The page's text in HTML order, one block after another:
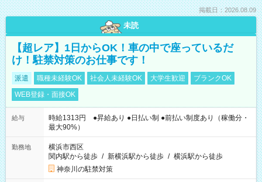
掲載日：2026.08.09
未読
【超レア】1日からOK！車の中で座っているだ
け！駐禁対策のお仕事です！
派遣 職種未経験OK 社会人未経験OK 大学生歓迎
ブランクOK
WEB登録・面接OK
給与
時給1313円 ●昇給あり ●日払い制 ●前払い制度あり（稼働分・
最大90%）
勤務地
横浜市西区
関内駅から徒歩 / 新横浜駅から徒歩 / 横浜駅から徒歩
神奈川の駐禁対策